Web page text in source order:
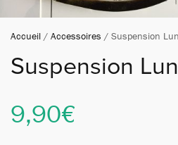
Accueil / Accessoires / Suspension
Suspension
9,90€